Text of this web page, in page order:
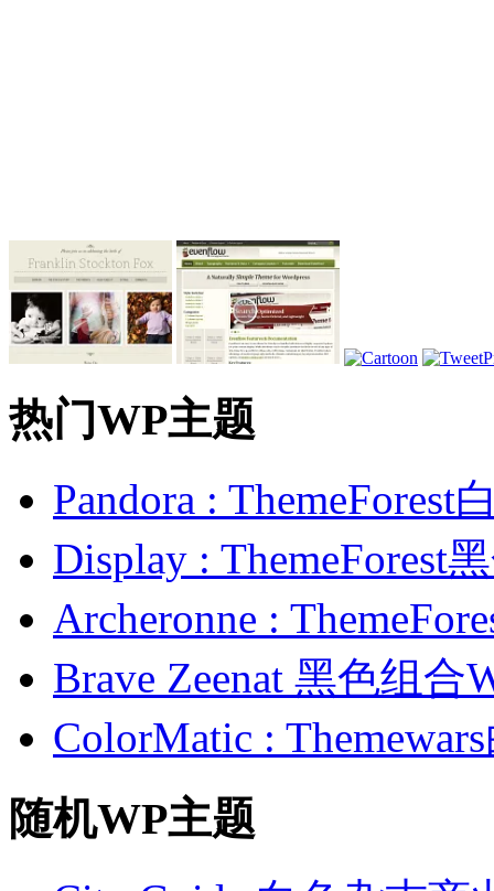
热门WP主题
Pandora : ThemeForest
Display : ThemeForest
Archeronne :
Brave Zeenat 黑色组合
ColorMatic :
随机WP主题